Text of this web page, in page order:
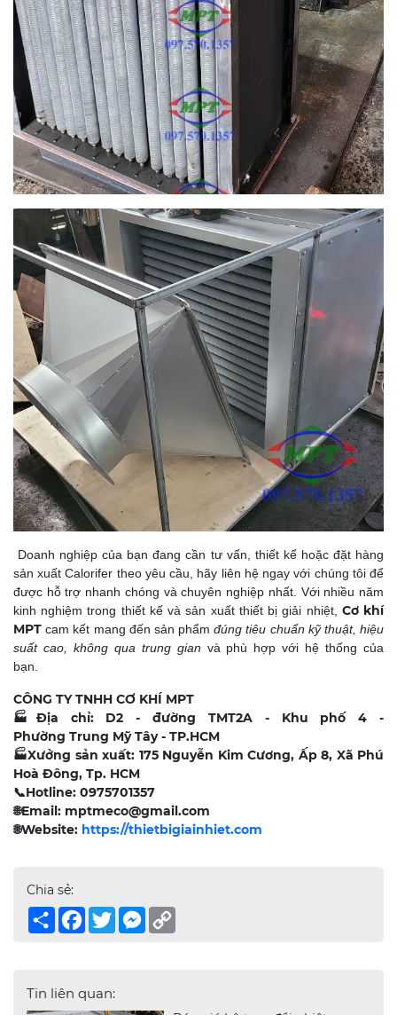
Doanh nghiệp của bạn đang cần tư vấn, thiết kế hoặc đặt hàng
sản xuất Calorifer theo yêu cầu, hãy liên hệ ngay với chúng tôi để
được hỗ trợ nhanh chóng và chuyên nghiệp nhất. Với nhiều năm
kinh nghiệm trong thiết kế và sản xuất thiết bị giải nhiệt, Cơ khí
MPT cam kết mang đến sản phẩmđúng tiêu chuẩn kỹ thuật, hiệu
suất cao, không qua trung gian và phù hợp với hệ thống của
bạn.
CÔNG TY TNHH CƠ KHÍ MPT
🏭 Địa chỉ: D2 - đường TMT2A - Khu phố 4 -
Phường Trung Mỹ Tây - TP.HCM
🏭Xưởng sản xuất: 175 Nguyễn Kim Cương, Ấp 8, Xã Phú
Hoà Đông, Tp. HCM
📞Hotline: 0975701357
🌐Email: mptmeco@gmail.com
🌐Website: https://thietbigiainhiet.com
Chia sẻ:
ShareFacebook
TwitterMessenger
Tin liên quan: